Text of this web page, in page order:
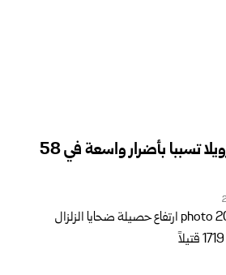
ناسا: الزلزالان في فنزويلا تسببا بأضرار واسعة في 58